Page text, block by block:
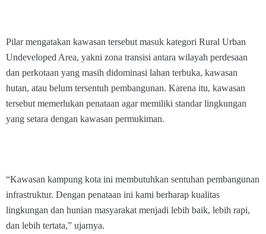
Pilar mengatakan kawasan tersebut masuk kategori Rural Urban
Undeveloped Area, yakni zona transisi antara wilayah perdesaan
dan perkotaan yang masih didominasi lahan terbuka, kawasan
hutan, atau belum tersentuh pembangunan. Karena itu, kawasan
tersebut memerlukan penataan agar memiliki standar lingkungan
yang setara dengan kawasan permukiman.
“Kawasan kampung kota ini membutuhkan sentuhan pembangunan
infrastruktur. Dengan penataan ini kami berharap kualitas
lingkungan dan hunian masyarakat menjadi lebih baik, lebih rapi,
dan lebih tertata,” ujarnya.